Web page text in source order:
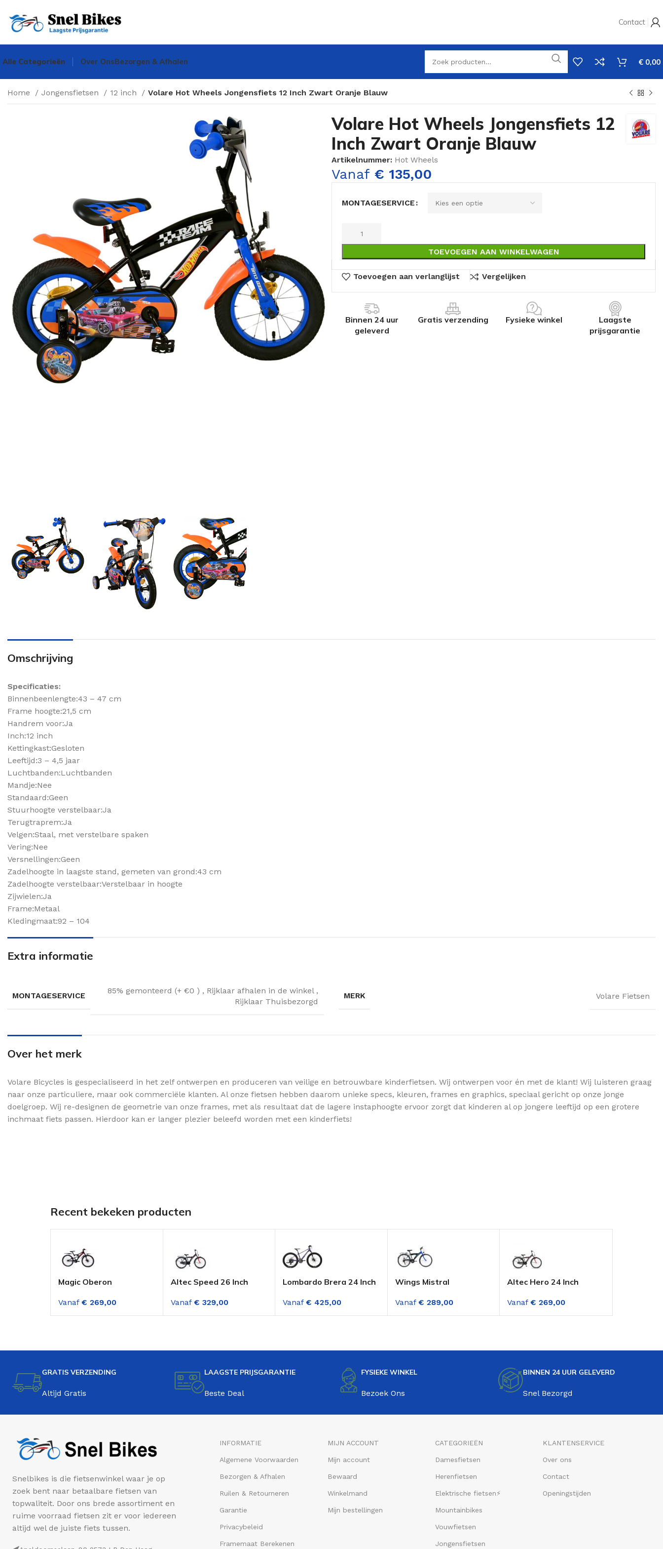
Contact
Alle Categorieën Over OnsBezorgen & Afhalen € 0,00
Home Jongensfietsen 12 inch Volare Hot Wheels Jongensfiets 12 Inch Zwart Oranje Blauw
Volare Hot Wheels Jongensfiets 12
Inch Zwart Oranje Blauw
Artikelnummer: Hot Wheels
Vanaf € 135,00
MONTAGESERVICE
TOEVOEGEN AAN WINKELWAGEN
Toevoegen aan verlanglijst Vergelijken
Binnen 24 uur
geleverd
Gratis verzending Fysieke winkel
Laagste
prijsgarantie
Omschrijving
Specificaties:
Binnenbeenlengte:43 – 47 cm
Frame hoogte:21,5 cm
Handrem voor:Ja
Inch:12 inch
Kettingkast:Gesloten
Leeftijd:3 – 4,5 jaar
Luchtbanden:Luchtbanden
Mandje:Nee
Standaard:Geen
Stuurhoogte verstelbaar:Ja
Terugtraprem:Ja
Velgen:Staal, met verstelbare spaken
Vering:Nee
Versnellingen:Geen
Zadelhoogte in laagste stand, gemeten van grond:43 cm
Zadelhoogte verstelbaar:Verstelbaar in hoogte
Zijwielen:Ja
Frame:Metaal
Kledingmaat:92 – 104
Extra informatie
MONTAGESERVICE
85% gemonteerd (+ €0 ) , Rijklaar afhalen in de winkel ,
Rijklaar Thuisbezorgd
MERK Volare Fietsen
Over het merk
Volare Bicycles is gespecialiseerd in het zelf ontwerpen en produceren van veilige en betrouwbare kinderfietsen. Wij ontwerpen voor én met de klant! Wij luisteren graag
naar onze particuliere, maar ook commerciële klanten. Al onze fietsen hebben daarom unieke specs, kleuren, frames en graphics, speciaal gericht op onze jonge
doelgroep. Wij re-designen de geometrie van onze frames, met als resultaat dat de lagere instaphoogte ervoor zorgt dat kinderen al op jongere leeftijd op een grotere
inchmaat fiets passen. Hierdoor kan er langer plezier beleefd worden met een kinderfiets!
Recent bekeken producten
Magic Oberon
Versnellingen Mat
Zwart Rood
Vanaf € 269,00
Altec Speed 26 Inch
versnellingen Fire Red
Vanaf € 329,00
Lombardo Brera 24 Inch
Versnellingen M.disc
Paars
Vanaf € 425,00
Wings Mistral
Versnellingen Zwart
Blauw
Vanaf € 289,00
Altec Hero 24 Inch
Vanaf € 269,00
GRATIS VERZENDING
Altijd Gratis
LAAGSTE PRIJSGARANTIE
Beste Deal
FYSIEKE WINKEL
Bezoek Ons
BINNEN 24 UUR GELEVERD
Snel Bezorgd
Snelbikes is die fietsenwinkel waar je op
zoek bent naar betaalbare fietsen van
topwaliteit. Door ons brede assortiment en
ruime voorraad fietsen zit er voor iedereen
altijd wel de juiste fiets tussen.
INFORMATIE
Algemene Voorwaarden
Bezorgen & Afhalen
Ruilen & Retourneren
Garantie
Privacybeleid
Framemaat Berekenen
MIJN ACCOUNT
Mijn account
Bewaard
Winkelmand
Mijn bestellingen
CATEGORIEËN
Damesfietsen
Herenfietsen
Elektrische fietsen⚡
Mountainbikes
Vouwfietsen
Jongensfietsen
KLANTENSERVICE
Over ons
Contact
Openingstijden